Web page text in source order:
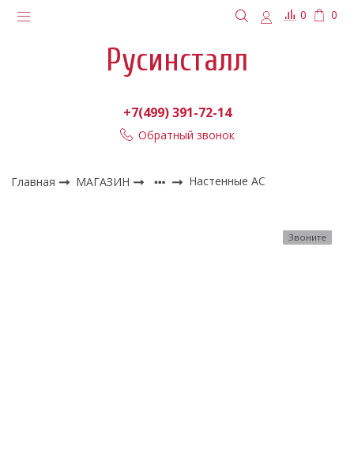
0 0
Русинсталл
+7(499) 391-72-14
Обратный звонок
Главная МАГАЗИН Настенные АС
Звоните